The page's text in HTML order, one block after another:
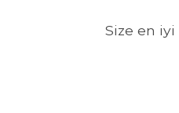
Size en iyi